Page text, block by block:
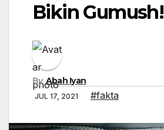
Bikin Gumush!
By Abah Iyan
JUL 17, 2021 #fakta